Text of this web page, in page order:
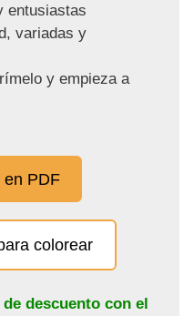
entusiastas
variadas y
y empieza a
en PDF
colorear
descuento con el